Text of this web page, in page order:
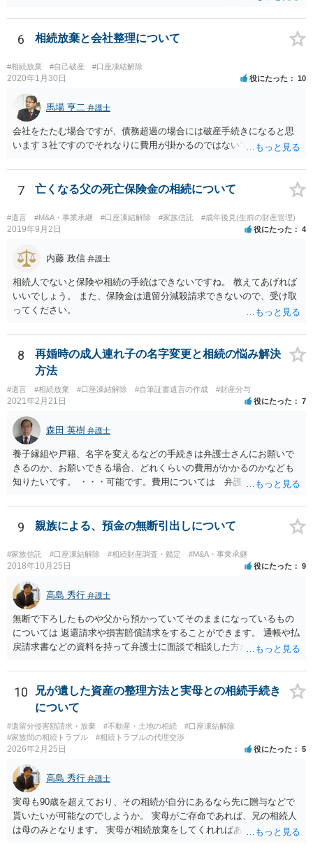
6 相続放棄と会社整理について
#相続放棄 #自己破産 #口座凍結解除
2020年1月30日 役にたった 10
馬場 亨二 弁護士
会社をたたむ場合ですが、債務超過の場合には破産手続きになると思
います３社ですのでそれなりに費用が掛かるのではないでしょうか。
7 亡くなる父の死亡保険金の相続について
#遺言 #M&A・事業承継 #口座凍結解除 #家族信託 #成年後見(生前の財産管理)
2019年9月2日 役にたった 4
内藤 政信 弁護士
相続人でないと保険や相続の手続はできないですね。 教えてあげれば
いいでしょう。 また、保険金は遺留分減殺請求できないので、受け取
ってください。
8
再婚時の成人連れ子の名字変更と相続の悩み解決
方法
#遺言 #相続放棄 #口座凍結解除 #自筆証書遺言の作成 #財産分与
2021年2月21日 役にたった 7
森田 英樹 弁護士
養子縁組や戸籍、名字を変えるなどの手続きは弁護士さんにお願いで
きるのか、お願いできる場合、どれくらいの費用がかかるのかなども
知りたいです。 ・・・可能です。費用については 弁護士と直接面談
ています。 やはり、成人した子のことまでごちゃごちゃ考えず、自分
の事だけ考えるべきなのでしょうか ・・・お子さんの事をまで含め良
い解決案があればお悩みになるのは当然と言えば当然のことです。 彼
と親子関係を結びたいと思っているが、名字は変えたくない・・・養
子縁組の必要があり 氏も変更することになります。 しかし 彼は成人
しているとは言え、自分の子と私の連れ子、全て平等にしたいと希
望。もちろん私もそうできればと思います。 ・・・婚姻前の契約 あ
るいは 遺言書などで その意思を実現する方法はあります。 弁護
士に相談してみてください。
9 親族による、預金の無断引出しについて
#家族信託 #口座凍結解除 #相続財産調査・鑑定 #M&A・事業承継
2018年10月25日 役にたった 9
高島 秀行 弁護士
無断で下ろしたものや父から預かっていてそのままになっているもの
については 返還請求や損害賠償請求をすることができます。 通帳や払
戻請求書などの資料を持って弁護士に面談で相談した方がよいと思い
10
兄が遺した資産の整理方法と実母との相続手続き
について
#遺留分侵害額請求・放棄 #不動産・土地の相続
#口座凍結解除
#家族間の相続トラブル
#相続トラブルの代理交渉
2026年2月25日 役にたった 5
高島 秀行 弁護士
実母も90歳を超えており、その相続が自分にあるなら先に贈与などで
貰いたいが可能なのでしようか。 実母がご存命であれば、兄の相続人
は母のみとなります。 実母が相続放棄をしてくれればあなた方兄弟及